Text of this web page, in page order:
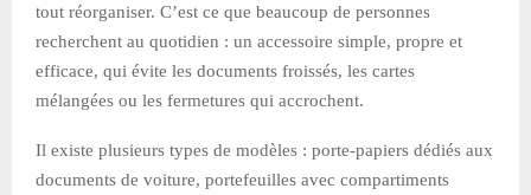
tout réorganiser. C’est ce que beaucoup de personnes
recherchent au quotidien : un accessoire simple, propre et
efficace, qui évite les documents froissés, les cartes
mélangées ou les fermetures qui accrochent.
Il existe plusieurs types de modèles : porte-papiers dédiés aux
documents de voiture, portefeuilles avec compartiments